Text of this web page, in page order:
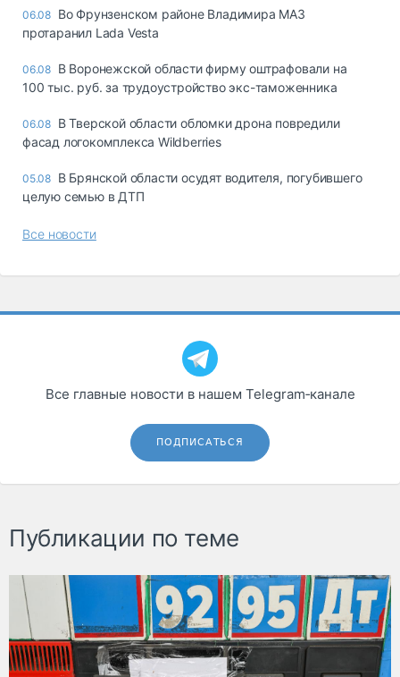
06.08 Во Фрунзенском районе Владимира МАЗ
протаранил Lada Vesta
06.08 В Воронежской области фирму оштрафовали на
100 тыс. руб. за трудоустройство экс-таможенника
06.08 В Тверской области обломки дрона повредили
фасад логокомплекса Wildberries
05.08 В Брянской области осудят водителя, погубившего
целую семью в ДТП
Все новости
Все главные новости в нашем Telegram‑канале
ПОДПИСАТЬСЯ
Публикации по теме